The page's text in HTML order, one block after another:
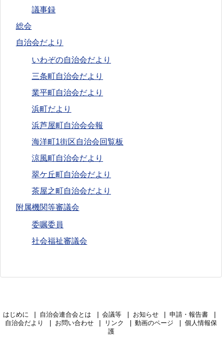
議事録
総会
自治会だより
いわぞの自治会だより
三条町自治会だより
業平町自治会だより
浜町だより
浜芦屋町自治会会報
海洋町1街区自治会回覧板
涼風町自治会だより
翠ケ丘町自治会だより
茶屋之町自治会だより
附属機関等審議会
委嘱委員
社会福祉審議会
はじめに 自治会連合会とは 会議等 お知らせ
申請・報告書
自治会だより
お問い合わせ リンク 動画のページ
個人情報保
護